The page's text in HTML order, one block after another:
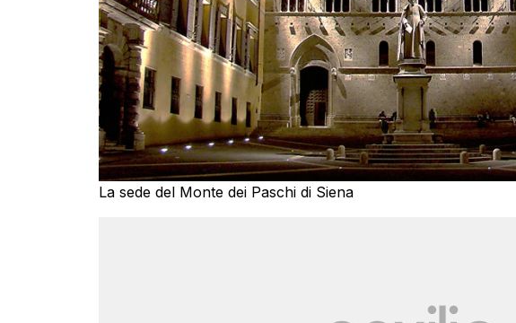
La sede del Monte dei Paschi di Siena